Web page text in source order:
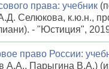
права: учебник
Селюкова, к.ю.н.,
- "Юстиция", 2019
право России:
А.А., Парыгина В.А.)